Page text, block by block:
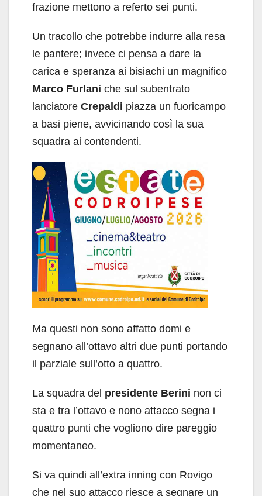
frazione mettono a referto sei punti.
Un tracollo che potrebbe indurre alla resa
le pantere; invece ci pensa a dare la
carica e speranza ai bisiachi un magnifico
Marco Furlani che sul subentrato
lanciatore Crepaldi piazza un fuoricampo
a basi piene, avvicinando così la sua
squadra ai contendenti.
Ma questi non sono affatto domi e
segnano all’ottavo altri due punti portando
il parziale sull’otto a quattro.
La squadra del presidente Berini non ci
sta e tra l’ottavo e nono attacco segna i
quattro punti che vogliono dire pareggio
momentaneo.
Si va quindi all’extra inning con Rovigo
che nel suo attacco riesce a segnare un